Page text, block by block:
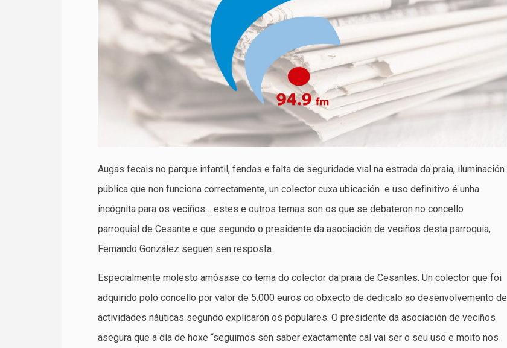
Augas fecais no parque infantil, fendas e falta de seguridade vial na estrada da praia, iluminación
pública que non funciona correctamente, un colector cuxa ubicación e uso definitivo é unha
incógnita para os veciños… estes e outros temas son os que se debateron no concello
parroquial de Cesante e que segundo o presidente da asociación de veciños desta parroquia,
Fernando González seguen sen resposta.
Especialmente molesto amósase co tema do colector da praia de Cesantes. Un colector que foi
adquirido polo concello por valor de 5.000 euros co obxecto de dedicalo ao desenvolvemento de
actividades náuticas segundo explicaron os populares. O presidente da asociación de veciños
asegura que a día de hoxe “seguimos sen saber exactamente cal vai ser o seu uso e moito nos